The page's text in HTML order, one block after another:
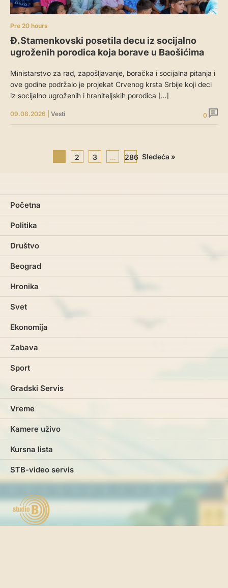
Pre 20 hours
Đ.Stamenkovski posetila decu iz socijalno
ugroženih porodica koja borave u Baošićima
Ministarstvo za rad, zapošljavanje, boračka i socijalna pitanja i
ove godine podržalo je projekat Crvenog krsta Srbije koji deci
iz socijalno ugroženih i hraniteljskih porodica […]
09.08.2026 Vesti 0
2 3 … 286 Sledeća »
Početna
Politika
Društvo
Beograd
Hronika
Svet
Ekonomija
Zabava
Sport
Gradski Servis
Vreme
Kamere uživo
Kursna lista
STB-video servis